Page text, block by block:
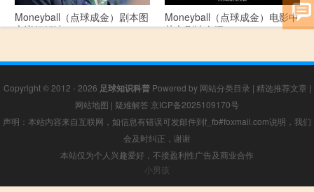
Moneyball（点球成金）剧本图
文详细解读
Moneyball（点球成金）电影中
英文剧情介绍
Copyright © 2012 - 2026 足球知识科普Powered by 网站分类目录 | 精选推荐文章 |
网站地图 | 疑难解答 京ICP备2025109170号
声明：本站内容来自互联网，如信息有错误可发邮件到f_fb#foxmail.com说明，我们
会及时纠正，谢谢
本站仅为个人兴趣爱好，不接盈利性广告及商业合作
小男孩